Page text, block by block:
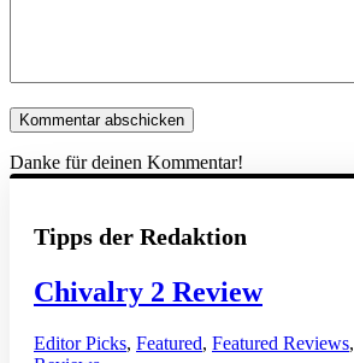
Danke für deinen Kommentar!
Tipps der Redaktion
Chivalry 2 Review
Editor Picks, Featured, Featured Reviews,